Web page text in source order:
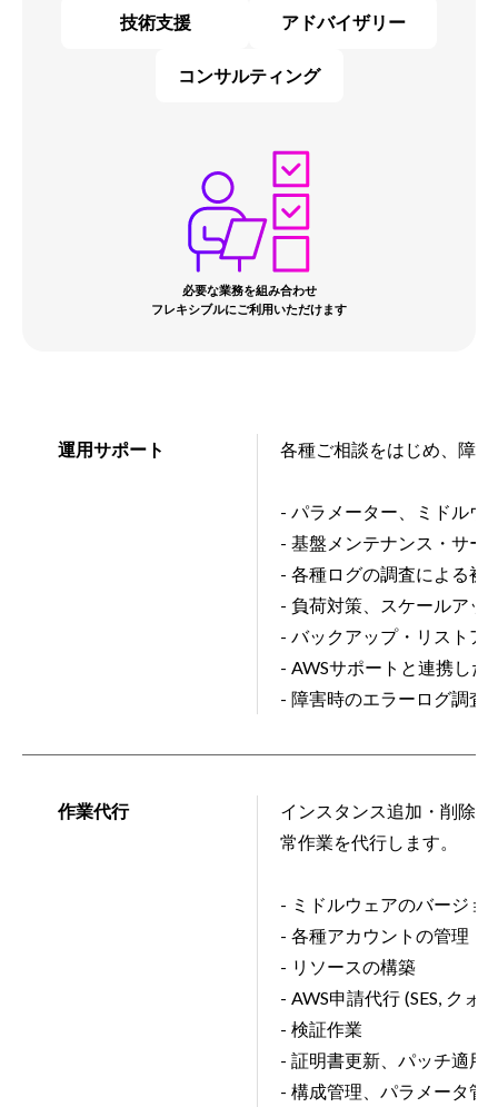
技術支援 アドバイザリー
コンサルティング
必要な業務を組み合わせ
フレキシブルにご利用いただけます
運用サポート 各種ご相談をはじめ、障
- パラメーター、ミドルウ
- 基盤メンテナンス・サー
- 各種ログの調査による被
- 負荷対策、スケールアッ
- バックアップ・リストア
- AWSサポートと連携し
- 障害時のエラーログ調査
作業代行
インスタンス追加・削除
常作業を代行します。
- ミドルウェアのバージョ
- 各種アカウントの管理
- リソースの構築
- AWS申請代行 (SES, クォ
- 検証作業
- 証明書更新、パッチ適用
- 構成管理、パラメータ管